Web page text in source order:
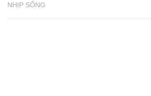
NHỊP SỐNG